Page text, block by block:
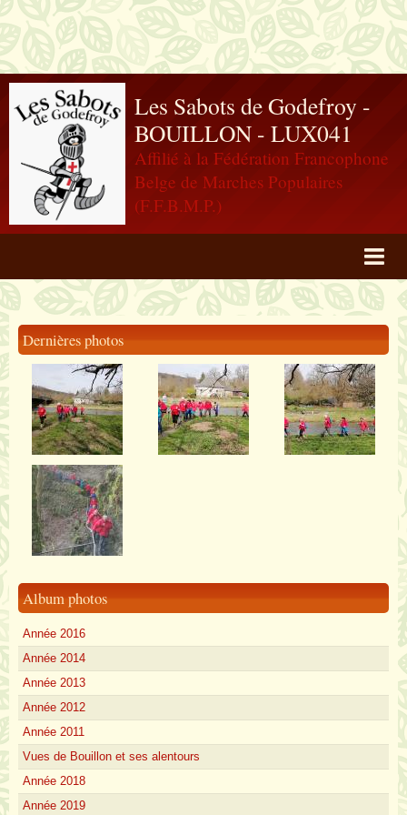
Les Sabots de Godefroy -
BOUILLON - LUX041
Affilié à la Fédération Francophone
Belge de Marches Populaires
(F.F.B.M.P.)
Agenda
Dernières photos
Album photos
Année 2016
Année 2014
Année 2013
Année 2012
Année 2011
Vues de Bouillon et ses alentours
Année 2018
Année 2019